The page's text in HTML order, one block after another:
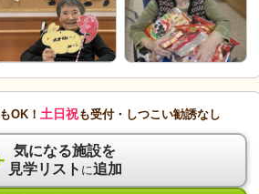
OK！ 土日祝も受付・しつこい勧誘なし
気になる施設を
見学リスト に追加